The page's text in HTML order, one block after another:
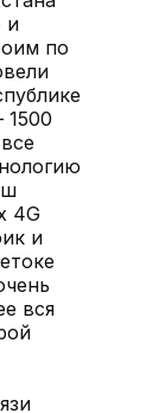
и
по
4G
и
вся